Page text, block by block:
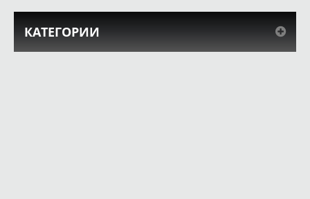
КАТЕГОРИИ